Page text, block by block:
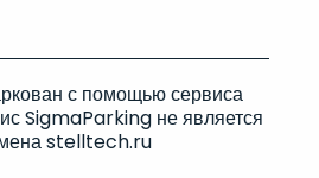
с помощью сервиса
SigmaParking не является
stelltech.ru